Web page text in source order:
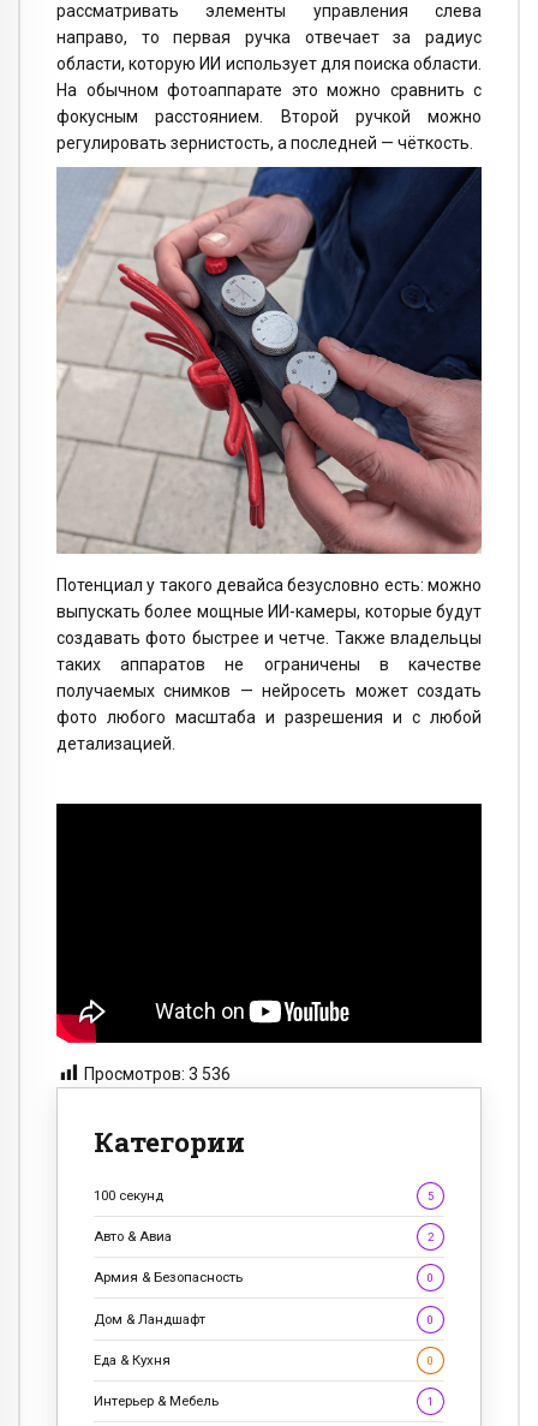
рассматривать элементы управления слева
направо, то первая ручка отвечает за радиус
области, которую ИИ использует для поиска области.
На обычном фотоаппарате это можно сравнить с
фокусным расстоянием. Второй ручкой можно
регулировать зернистость, а последней — чёткость.
Потенциал у такого девайса безусловно есть: можно
выпускать более мощные ИИ-камеры, которые будут
создавать фото быстрее и четче. Также владельцы
таких аппаратов не ограничены в качестве
получаемых снимков — нейросеть может создать
фото любого масштаба и разрешения и с любой
детализацией.
Просмотров: 3 536
Категории
100 секунд 5
Авто & Авиа 2
Армия & Безопасность 0
Дом & Ландшафт 0
Еда & Кухня 0
Интерьер & Мебель 1